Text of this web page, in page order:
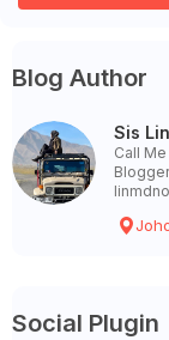
Blog Author
Sis Lin
Call
Social Plugin